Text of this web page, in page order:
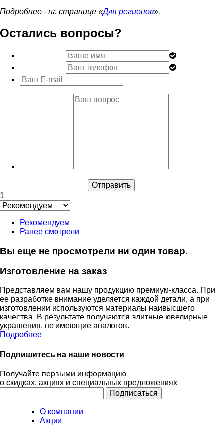
Подробнее - на странице «Для регионов».
Остались вопросы?
1
Рекомендуем
Ранее смотрели
Вы еще не просмотрели ни один товар.
Изготовление на заказ
Представляем вам нашу продукцию премиум-класса. При
ее разработке внимание уделяется каждой детали, а при
изготовлении используются материалы наивысшего
качества. В результате получаются элитные ювелирные
украшения, не имеющие аналогов.
Подробнее
Подпишитесь на наши новости
Получайте первыми информацию
о скидках, акциях и специальных предложениях
О компании
Акции